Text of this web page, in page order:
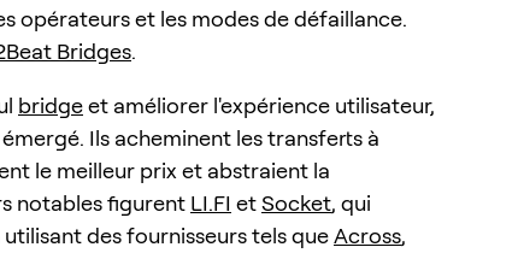
opérateurs et les modes de défaillance.
Bridges.
bridgeet améliorer l'expérience utilisateur,
Ils acheminent les transferts à
le meilleur prix et abstraient la
notables figurent LI.FI etSocket, qui
des fournisseurs tels queAcross,